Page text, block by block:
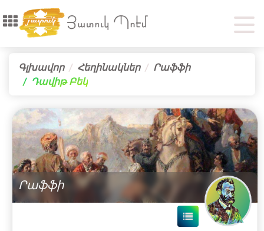
Գլխավոր Հեղինակներ
Րաֆֆի
Դավիթ Բեկ
Րաֆֆի